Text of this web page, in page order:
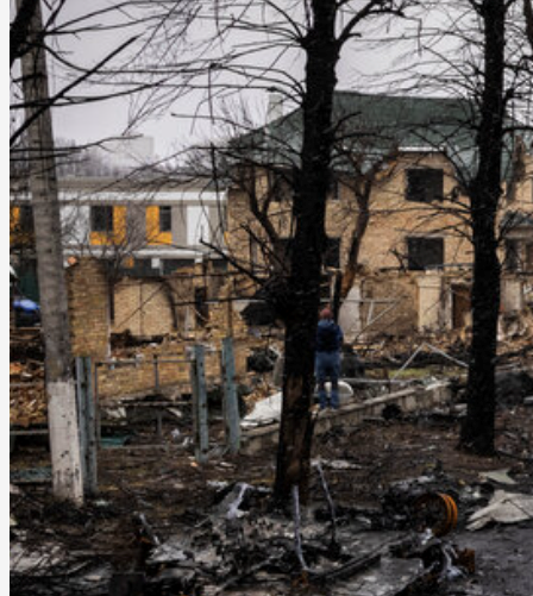
大国智造 大国展会 大国保险 云顶对话
CCTV.节目官网 直播 节目单 栏目 片库